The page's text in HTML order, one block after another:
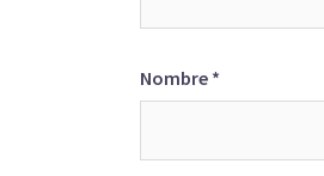
Nombre *